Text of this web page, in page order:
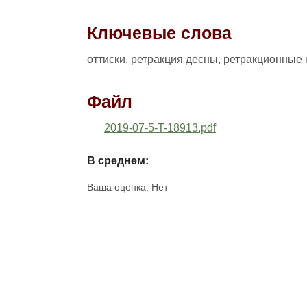
Ключевые слова
оттиски, ретракция десны, ретракционные
Файл
2019-07-5-T-18913.pdf
В среднем:
Ваша оценка: Нет